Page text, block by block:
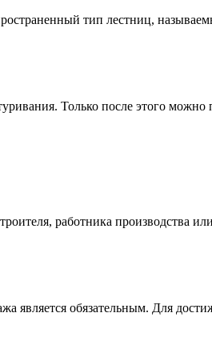
тип лестниц,
Только после этого можно
работника производства
является обязательным. Для